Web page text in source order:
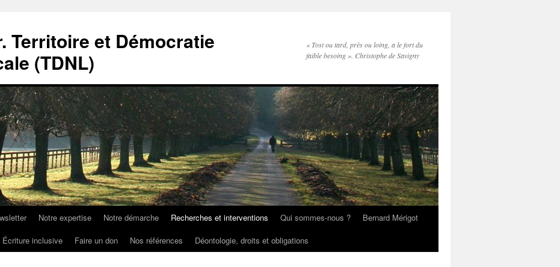
Territoire et Démocratie
(TDNL)
« Tost ou tard, près ou loing, a le fort du
faible besoing ». Christophe de Savigny
Notre expertise Notre démarche Recherches et interventions Qui sommes-nous ?
Bernard Mérigot
Écriture inclusive Faire un don Nos références Déontologie, droits et obligations